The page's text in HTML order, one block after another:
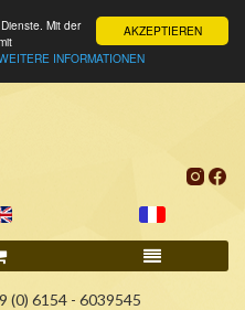
AKZEPTIEREN
Mit der
INFORMATIONEN
(0) 6154 - 6039545